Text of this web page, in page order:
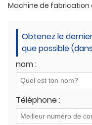
Obtenez le
que possible
nom :
Téléphone :